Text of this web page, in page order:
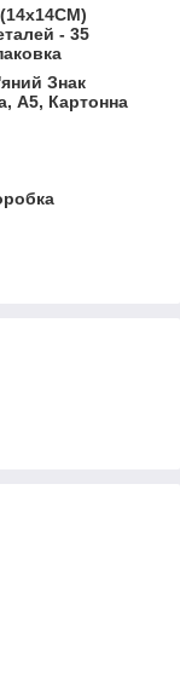
- 35
Знак
А5, Картонна